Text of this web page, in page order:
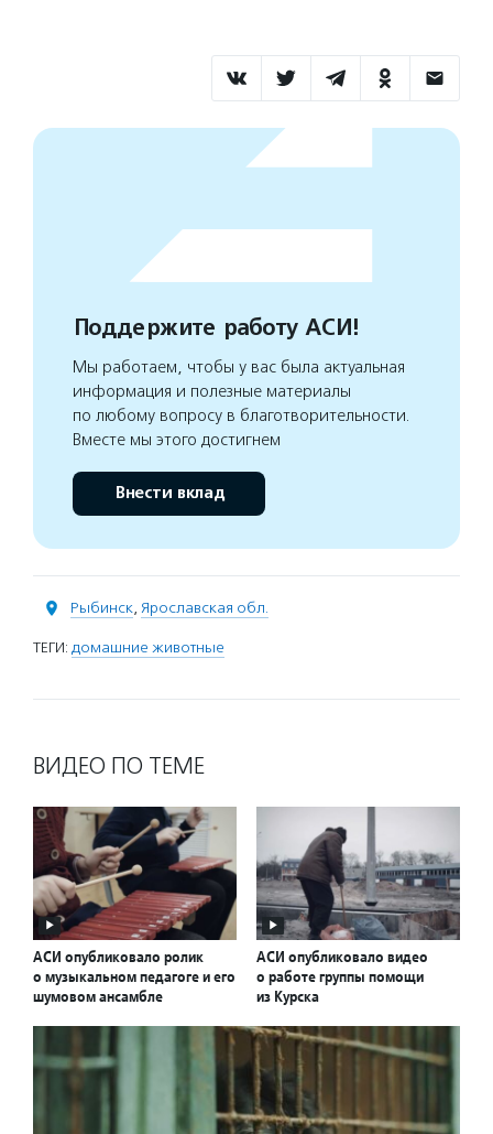
Поддержите работу АСИ!
Мы работаем, чтобы у вас была актуальная
информация и полезные материалы
по любому вопросу в благотворительности.
Вместе мы этого достигнем
Внести вклад
Рыбинск, Ярославская обл.
ТЕГИ: домашние животные
ВИДЕО ПО ТЕМЕ
АСИ опубликовало ролик
о музыкальном педагоге и его
шумовом ансамбле
АСИ опубликовало видео
о работе группы помощи
из Курска